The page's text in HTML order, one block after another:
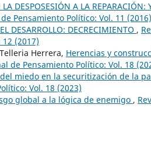
LA DESPOSESIÓN A LA REPARACIÓN:
Pensamiento Político: Vol. 11
DESARROLLO: DECRECIMIENTO ,
(2017)
Herrera, Herencias y
de Pensamiento Político: Vol. 18
miedo en la securitización de la
Vol. 18 (2023)
global a la lógica de enemigo ,